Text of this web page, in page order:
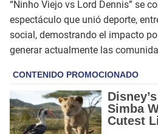
“Ninho Viejo vs Lord Dennis” se
espectáculo que unió deporte,
social, demostrando el impacto
generar actualmente las